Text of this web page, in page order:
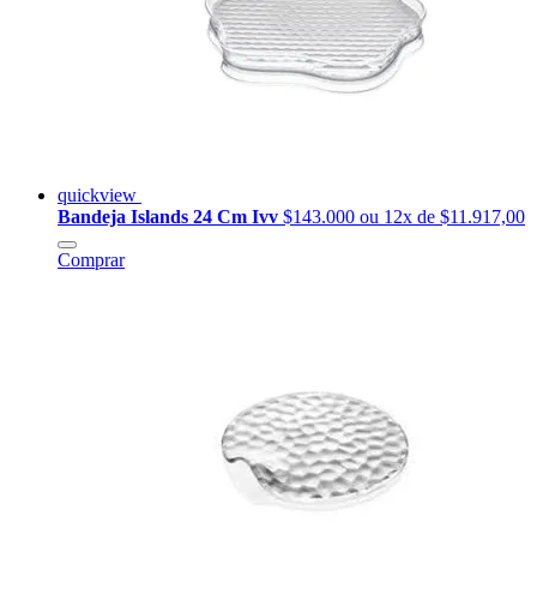
quickview
Bandeja Islands 24 Cm Ivv $143.000 ou 12x de $11.917,00
Comprar